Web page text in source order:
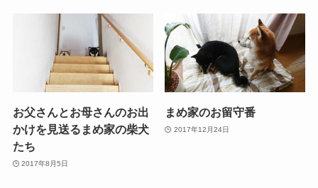
お父さんとお母さんのお出
かけを見送るまめ家の柴犬
たち
2017年8月5日
まめ家のお留守番
2017年12月24日